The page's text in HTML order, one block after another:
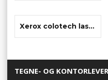
Xerox colotech laserpapir
TEGNE- OG